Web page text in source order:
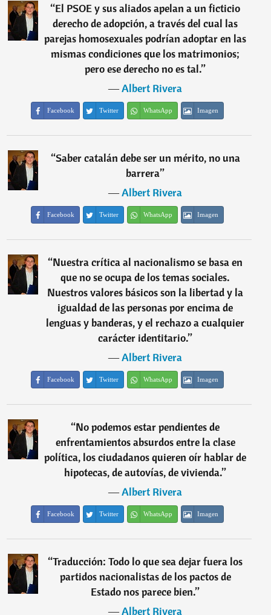
“El PSOE y sus aliados apelan a un ficticio
derecho de adopción, a través del cual las
parejas homosexuales podrían adoptar en las
mismas condiciones que los matrimonios;
pero ese derecho no es tal.”
―Albert Rivera
Facebook Twitter WhatsApp Imagen
“Saber catalán debe ser un mérito, no una
barrera”
―Albert Rivera
Facebook Twitter WhatsApp Imagen
“Nuestra crítica al nacionalismo se basa en
que no se ocupa de los temas sociales.
Nuestros valores básicos son la libertad y la
igualdad de las personas por encima de
lenguas y banderas, y el rechazo a cualquier
carácter identitario.”
―Albert Rivera
Facebook Twitter WhatsApp Imagen
“No podemos estar pendientes de
enfrentamientos absurdos entre la clase
política, los ciudadanos quieren oír hablar de
hipotecas, de autovías, de vivienda.”
―Albert Rivera
Facebook Twitter WhatsApp Imagen
“Traducción: Todo lo que sea dejar fuera los
partidos nacionalistas de los pactos de
Estado nos parece bien.”
―Albert Rivera